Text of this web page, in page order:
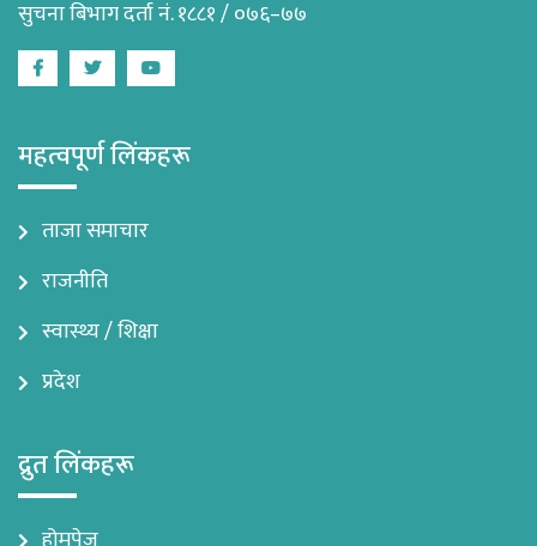
सुचना बिभाग दर्ता नं. १८८१ / ०७६–७७
FacebookTwitterYoutube
महत्वपूर्ण लिंकहरू
ताजा समाचार
राजनीति
स्वास्थ्य / शिक्षा
प्रदेश
द्रुत लिंकहरू